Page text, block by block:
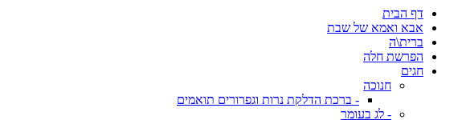
דף הבית
אבא ואמא של שבת
ברית\ה
הפרשת חלה
חגים
חנוכה
- ברכת הדלקת נרות וגפרורים תואמים
- לג בעומר